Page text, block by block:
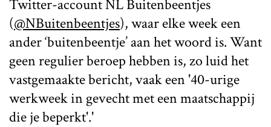
Twitter-account NL Buitenbeentjes
(@NBuitenbeentjes), waar elke week een
ander ‘buitenbeentje’ aan het woord is. Want
geen regulier beroep hebben is, zo luid het
vastgemaakte bericht, vaak een '40-urige
werkweek in gevecht met een maatschappij
die je beperkt'.'